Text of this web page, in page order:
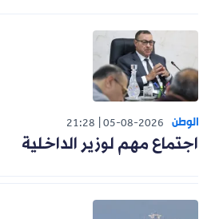
الوطن 05-08-2026
21:28
اجتماع مهم لوزير الداخلية